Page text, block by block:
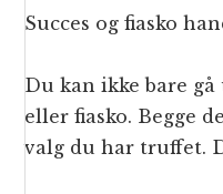
Succes og fiasko
Du kan ikke bare gå
eller fiasko. Begge
valg du har truffet.